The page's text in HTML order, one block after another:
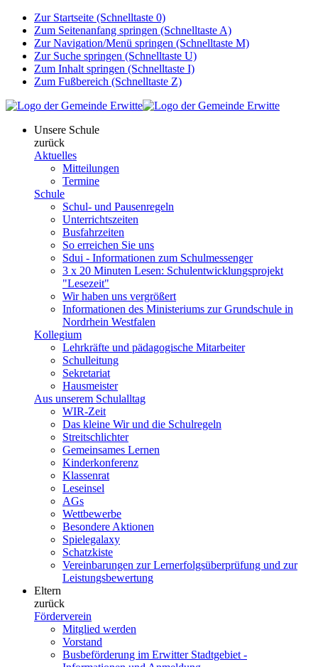
Zur Startseite (Schnelltaste 0)
Zum Seitenanfang springen (Schnelltaste A)
Zur Navigation/Menü springen (Schnelltaste M)
Zur Suche springen (Schnelltaste U)
Zum Inhalt springen (Schnelltaste I)
Zum Fußbereich (Schnelltaste Z)
Unsere Schule
zurück
Aktuelles
Mitteilungen
Termine
Schule
Schul- und Pausenregeln
Unterrichtszeiten
Busfahrzeiten
So erreichen Sie uns
Sdui - Informationen zum Schulmessenger
3 x 20 Minuten Lesen: Schulentwicklungsprojekt
"Lesezeit"
Wir haben uns vergrößert
Informationen des Ministeriums zur Grundschule in
Nordrhein Westfalen
Kollegium
Lehrkräfte und pädagogische Mitarbeiter
Schulleitung
Sekretariat
Hausmeister
Aus unserem Schulalltag
WIR-Zeit
Das kleine Wir und die Schulregeln
Streitschlichter
Gemeinsames Lernen
Kinderkonferenz
Klassenrat
Leseinsel
AGs
Wettbewerbe
Besondere Aktionen
Spielegalaxy
Schatzkiste
Vereinbarungen zur Lernerfolgsüberprüfung und zur
Leistungsbewertung
Eltern
zurück
Förderverein
Mitglied werden
Vorstand
Busbeförderung im Erwitter Stadtgebiet -